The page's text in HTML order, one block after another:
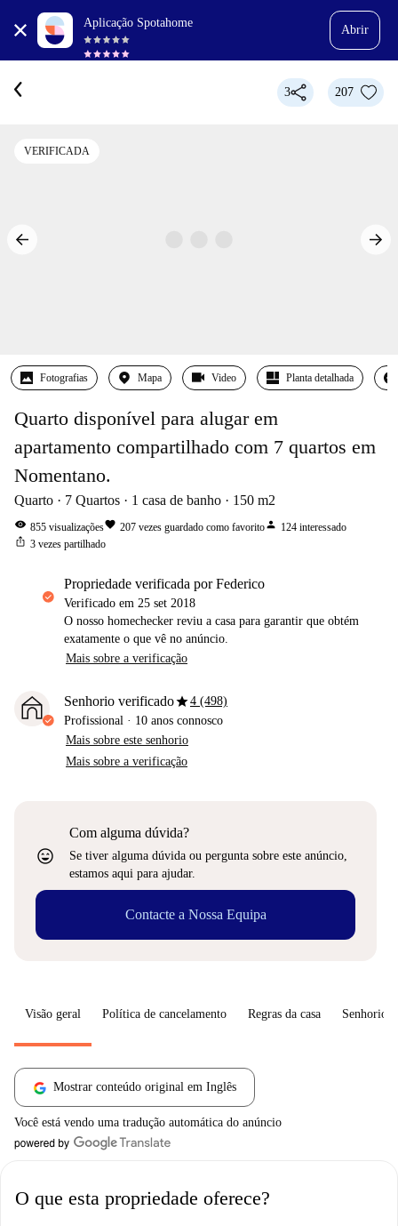
Aplicação Spotahome
Abrir
3 207
VERIFICADA
Fotografias Mapa Video Planta detalhada
Quarto disponível para alugar em
apartamento compartilhado com 7 quartos em
Nomentano.
Quarto 7 Quartos 1 casa de banho 150 m2
visibility 855 visualizaçõesfavorite 207 vezes guardado como favoritoperson 124 interessado
ios_share 3 vezes partilhado
propriedade verificada por Federico
Verificado em 25 set 2018
O nosso homechecker reviu a casa para garantir que obtém
exatamente o que vê no anúncio.
Mais sobre a verificação
Senhorio verificadostar4 (498)
Profissional · 10 anos connosco
Mais sobre este senhorio
Mais sobre a verificação
sentiment_very_satisfied
Com alguma dúvida?
Se tiver alguma dúvida ou pergunta sobre este anúncio,
estamos aqui para ajudar.
Contacte a Nossa Equipa
Visão geral Política de cancelamento Regras da casa Senhorio
Mostrar conteúdo original em Inglês
Você está vendo uma tradução automática do anúncio
O que esta propriedade oferece?